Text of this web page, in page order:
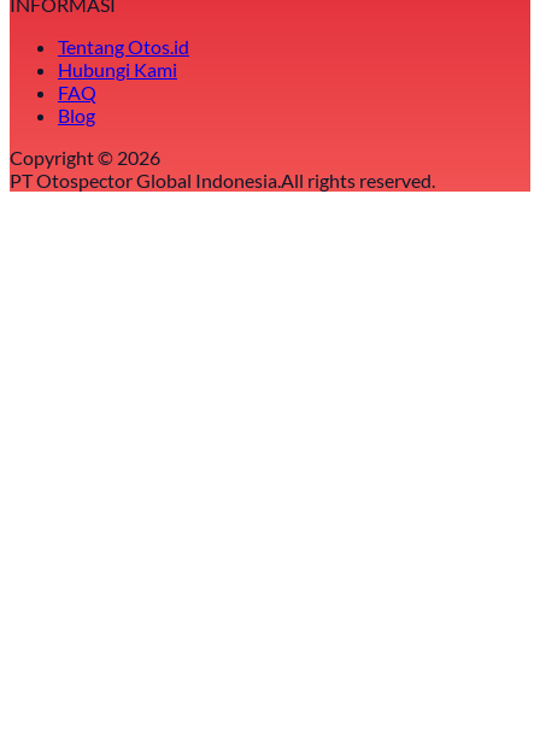
INFORMASI
Tentang Otos.id
Hubungi Kami
FAQ
Blog
Copyright © 2026
PT Otospector Global Indonesia.All rights reserved.